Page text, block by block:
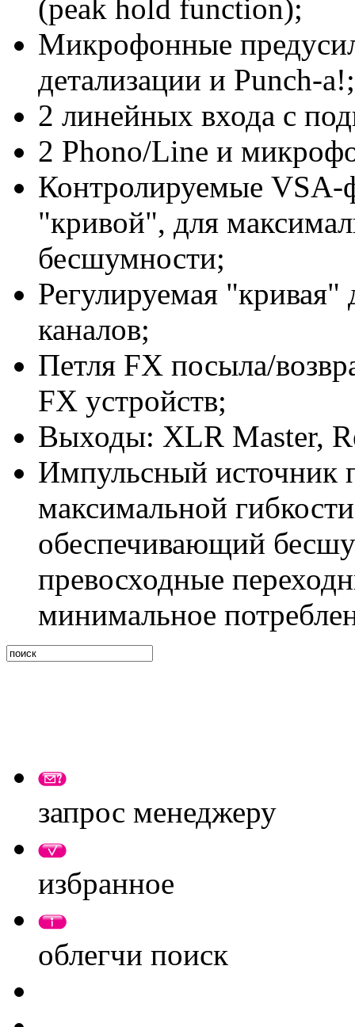
(peak hold function);
Микрофонные
детализации и Punch-а!;
2 линейных входа с
2 Phono/Line и
Контролируемые VSA-
"кривой", для
бесшумности;
Регулируемая
каналов;
Петля FX посыла/
FX устройств;
Выходы: XLR Master,
Импульсный источник
максимальной
обеспечивающий
превосходные
минимальное
запрос менеджеру
избранное
облегчи поиск